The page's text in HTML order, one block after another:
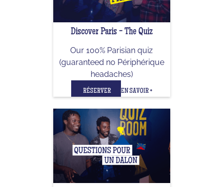
Discover Paris - The Quiz
Our 100% Parisian quiz
(guaranteed no Périphérique
headaches)
RÉSERVER EN SAVOIR +